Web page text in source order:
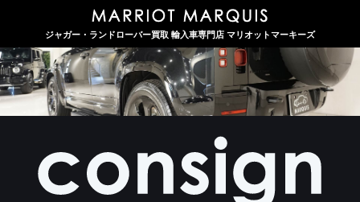
ジャガー・ランドローバー買取 輸入車専門店 マリオットマーキーズ